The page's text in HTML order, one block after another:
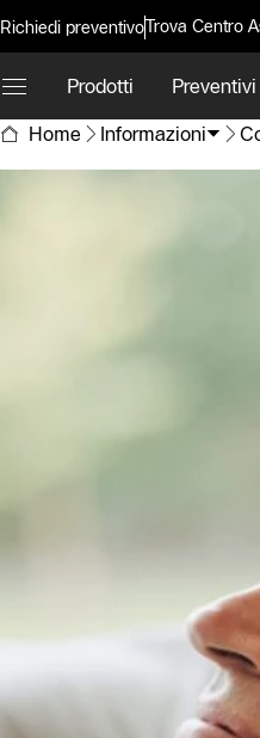
Richiedi preventivoTrova Centro
Prodotti
Home
Informazioni